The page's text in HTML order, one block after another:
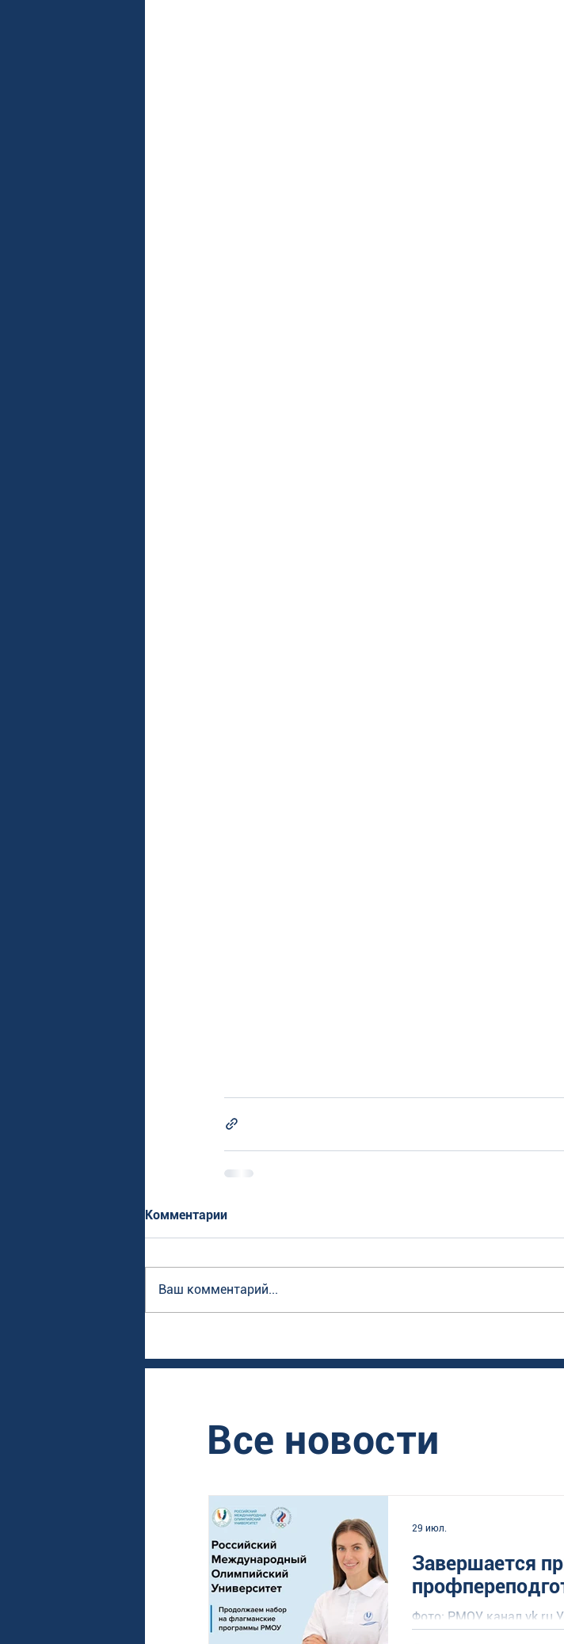
Комментарии
Ваш комментарий...
Завершается
Фото: РМОУ канал vk.ru
29 июл.
Все новости